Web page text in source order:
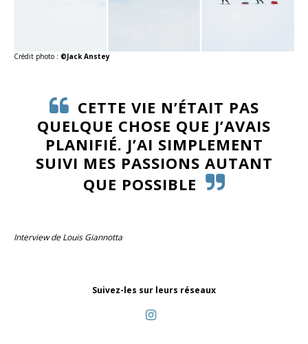
Crédit photo : ©Jack Anstey
CETTE VIE N’ÉTAIT PAS
QUELQUE CHOSE QUE J’AVAIS
PLANIFIÉ. J’AI SIMPLEMENT
SUIVI MES PASSIONS AUTANT
QUE POSSIBLE
Interview de Louis Giannotta
Suivez-les sur leurs réseaux